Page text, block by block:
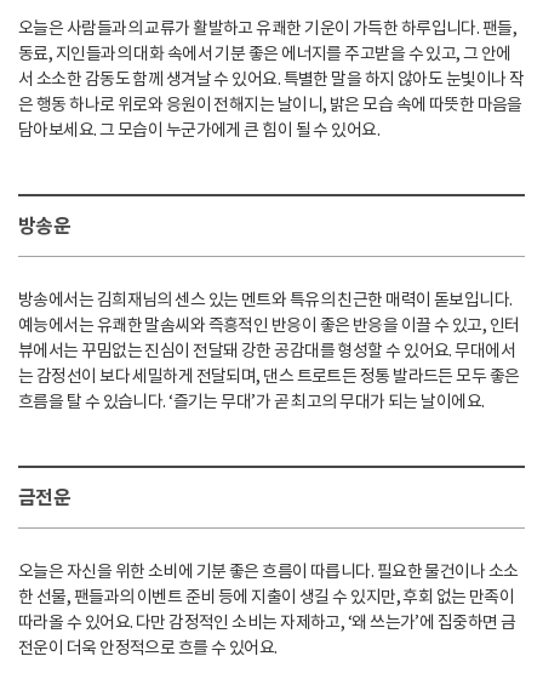
오늘은 사람들과의 교류가 활발하고 유쾌한 기운이 가득한 하루입니다. 팬들,
동료, 지인들과의 대화 속에서 기분 좋은 에너지를 주고받을 수 있고, 그 안에
서 소소한 감동도 함께 생겨날 수 있어요. 특별한 말을 하지 않아도 눈빛이나 작
은 행동 하나로 위로와 응원이 전해지는 날이니, 밝은 모습 속에 따뜻한 마음을
담아보세요. 그 모습이 누군가에게 큰 힘이 될 수 있어요.
방송운
방송에서는 김희재님의 센스 있는 멘트와 특유의 친근한 매력이 돋보입니다.
예능에서는 유쾌한 말솜씨와 즉흥적인 반응이 좋은 반응을 이끌 수 있고, 인터
뷰에서는 꾸밈없는 진심이 전달돼 강한 공감대를 형성할 수 있어요. 무대에서
는 감정선이 보다 세밀하게 전달되며, 댄스 트로트든 정통 발라드든 모두 좋은
흐름을 탈 수 있습니다. ‘즐기는 무대’가 곧 최고의 무대가 되는 날이에요.
금전운
오늘은 자신을 위한 소비에 기분 좋은 흐름이 따릅니다. 필요한 물건이나 소소
한 선물, 팬들과의 이벤트 준비 등에 지출이 생길 수 있지만, 후회 없는 만족이
따라올 수 있어요. 다만 감정적인 소비는 자제하고, ‘왜 쓰는가’에 집중하면 금
전운이 더욱 안정적으로 흐를 수 있어요.